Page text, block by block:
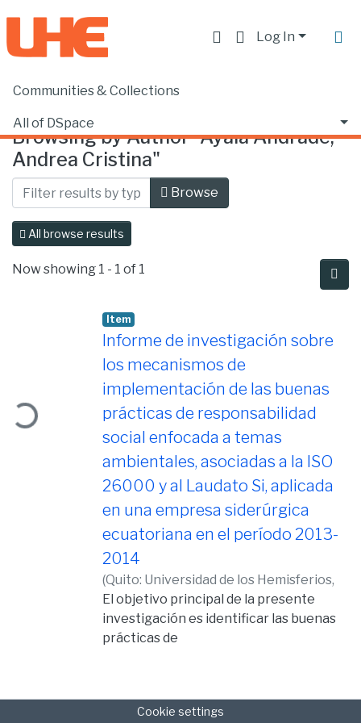
Log In
Communities & Collections
All of DSpace
Home Browse by Author
Browsing by Author "Ayala Andrade,
Andrea Cristina"
Browse
All browse results
Now showing 1 - 1 of 1
Item
Informe de investigación sobre
los mecanismos de
implementación de las buenas
prácticas de responsabilidad
social enfocada a temas
ambientales, asociadas a la ISO
26000 y al Laudato Si, aplicada
en una empresa siderúrgica
ecuatoriana en el período 2013-
2014
(Quito: Universidad de los Hemisferios,
2016,2016-05-20)Ayala Andrade,
Andrea Cristina
El objetivo principal de la presente
investigación es identificar las buenas
prácticas de
26000 y al
LAUDATO SI, aplicada en una empresa
Cookie settings